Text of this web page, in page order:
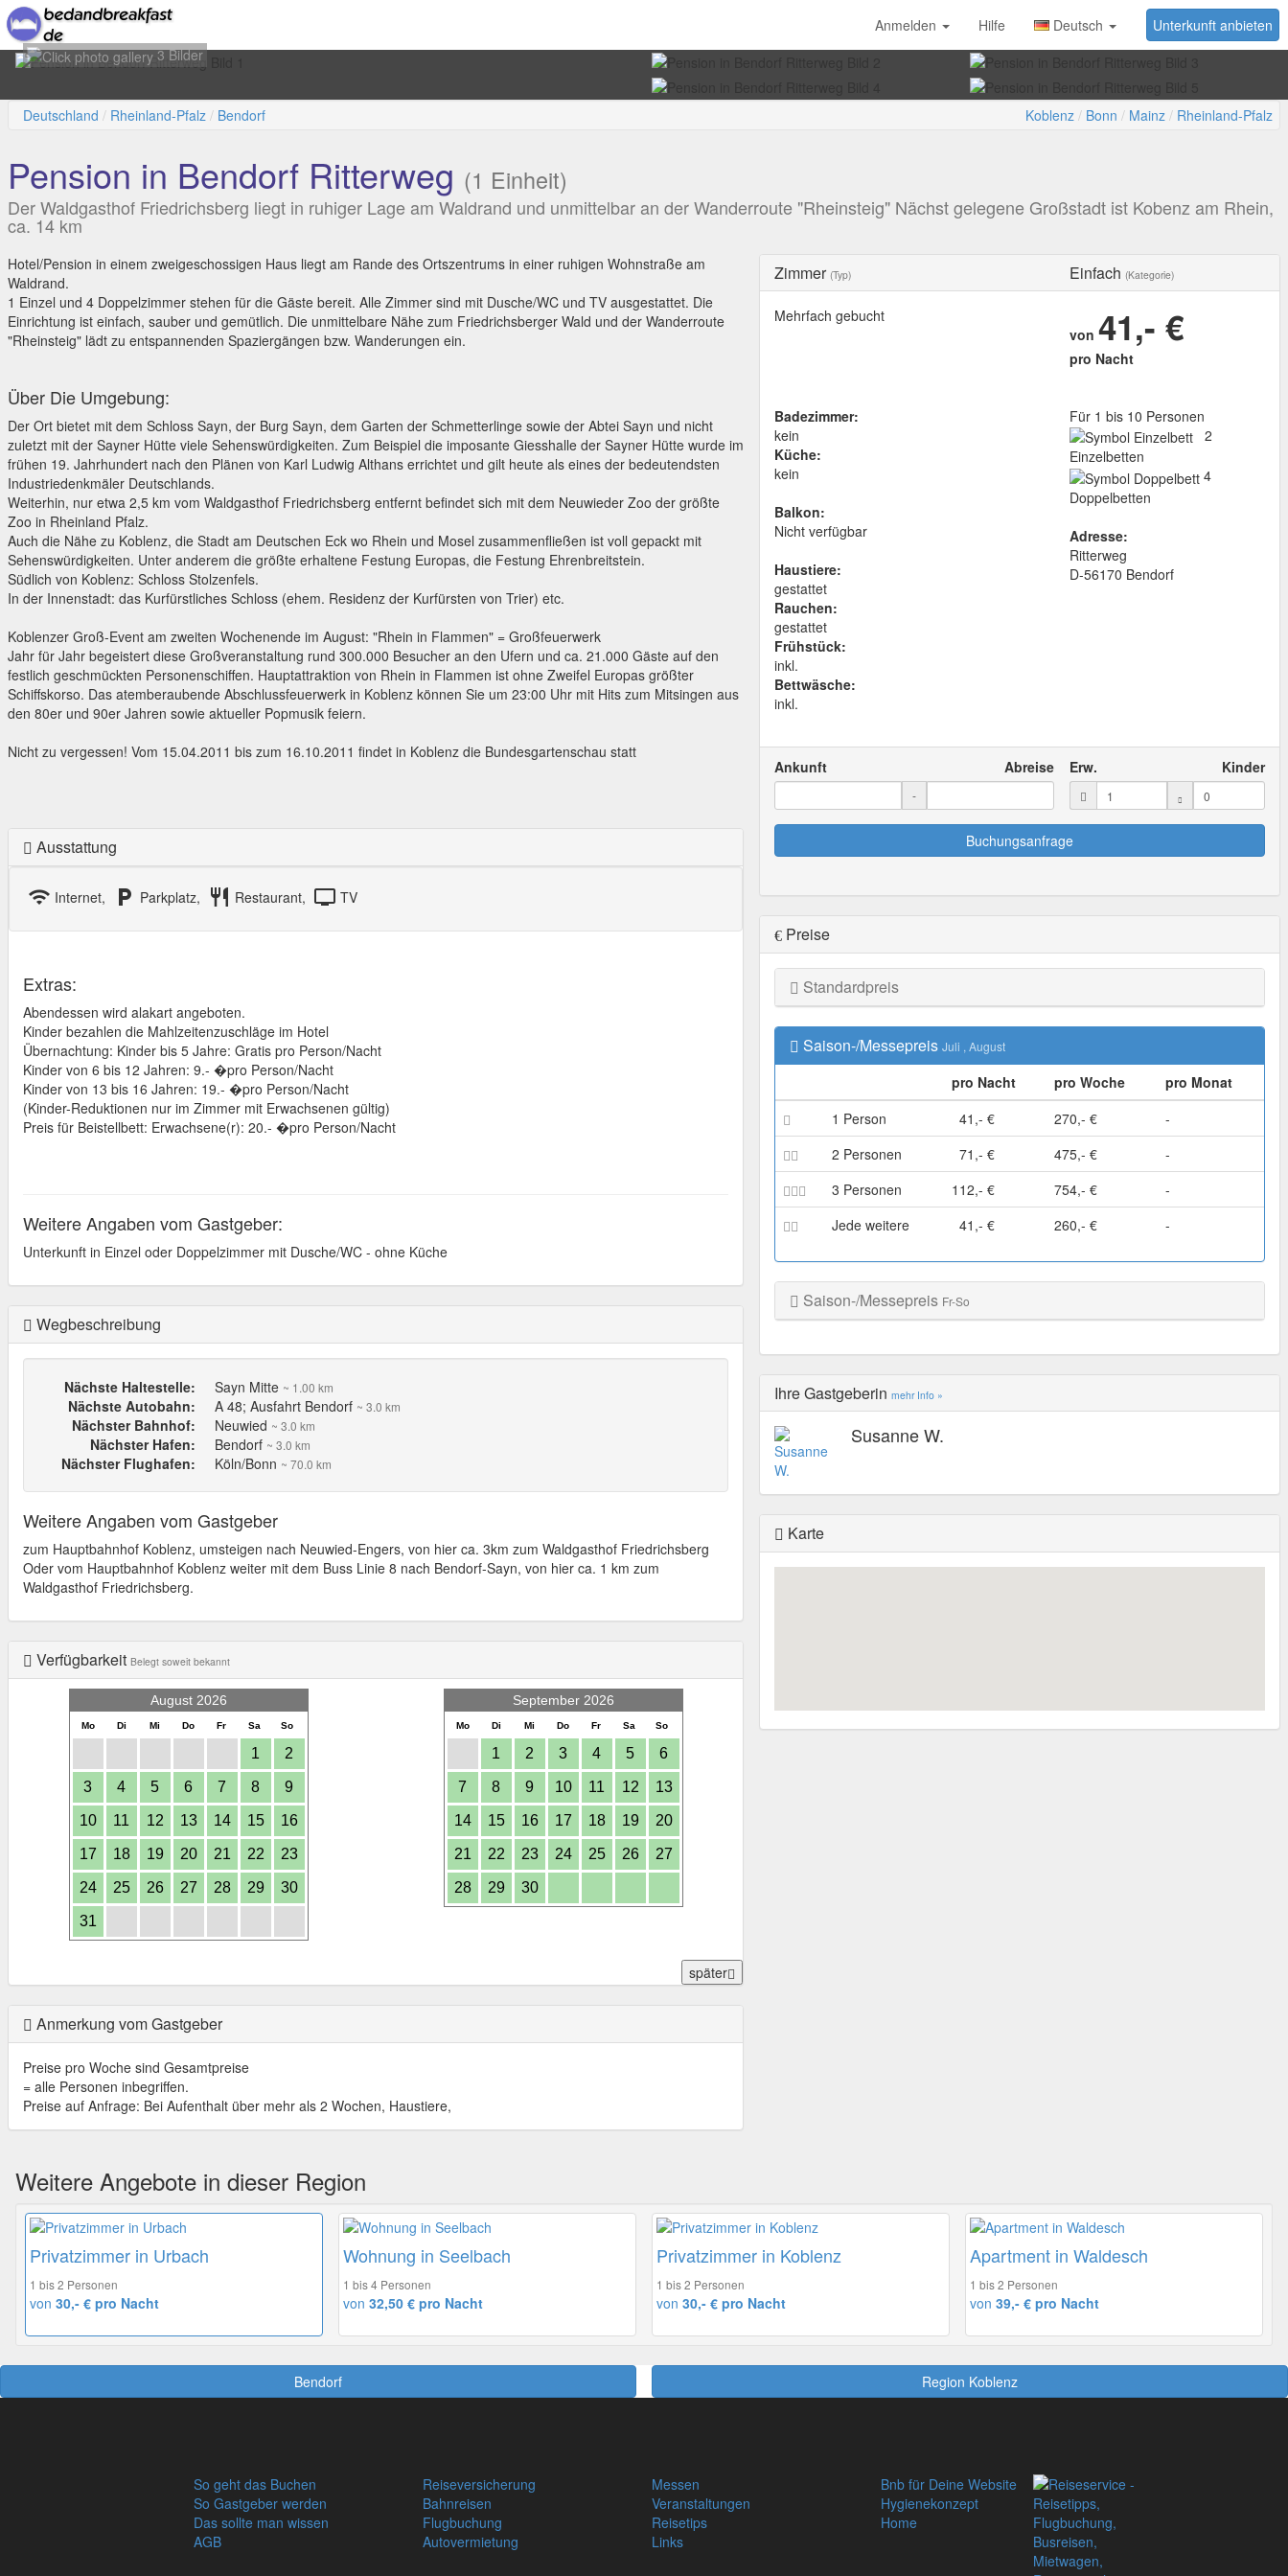
Unterkunft anbieten
Anmelden Hilfe
Deutsch
3 Bilder
Deutschland Rheinland-Pfalz Bendorf Koblenz Bonn Mainz Rheinland-Pfalz
Pension in Bendorf Ritterweg (1 Einheit)
Der Waldgasthof Friedrichsberg liegt in ruhiger Lage am Waldrand und unmittelbar an der Wanderroute "Rheinsteig" Nächst gelegene Großstadt ist Kobenz am Rhein,
ca. 14 km
Zimmer (Typ) Einfach (Kategorie)
Mehrfach gebucht
von 41,- €
pro Nacht
Badezimmer:
kein
Küche:
kein
Balkon:
Nicht verfügbar
Haustiere:
gestattet
Rauchen:
gestattet
Frühstück:
inkl.
Bettwäsche:
inkl.
Für 1 bis 10 Personen
2
Einzelbetten
4
Doppelbetten
Adresse:
Ritterweg
D-56170 Bendorf
Ankunft Abreise
-
Erw. Kinder
Buchungsanfrage
Preise
Standardpreis
Saison-/Messepreis Juli , August
pro Nacht pro Woche
pro Monat
1 Person
41,- € 270,- €
-
2 Personen
71,- € 475,- €
-
3 Personen
112,- € 754,- €
-
Jede weitere
41,- € 260,- € -
Saison-/Messepreis Fr-So
Ihre Gastgeberin mehr Info »
Susanne W.
Karte
Hotel/Pension in einem zweigeschossigen Haus liegt am Rande des Ortszentrums in einer ruhigen Wohnstraße am
Waldrand.
1 Einzel und 4 Doppelzimmer stehen für die Gäste bereit. Alle Zimmer sind mit Dusche/WC und TV ausgestattet. Die
Einrichtung ist einfach, sauber und gemütlich. Die unmittelbare Nähe zum Friedrichsberger Wald und der Wanderroute
"Rheinsteig" lädt zu entspannenden Spaziergängen bzw. Wanderungen ein.
Über Die Umgebung:
Der Ort bietet mit dem Schloss Sayn, der Burg Sayn, dem Garten der Schmetterlinge sowie der Abtei Sayn und nicht
zuletzt mit der Sayner Hütte viele Sehenswürdigkeiten. Zum Beispiel die imposante Giesshalle der Sayner Hütte wurde im
frühen 19. Jahrhundert nach den Plänen von Karl Ludwig Althans errichtet und gilt heute als eines der bedeutendsten
Industriedenkmäler Deutschlands.
Weiterhin, nur etwa 2,5 km vom Waldgasthof Friedrichsberg entfernt befindet sich mit dem Neuwieder Zoo der größte
Zoo in Rheinland Pfalz.
Auch die Nähe zu Koblenz, die Stadt am Deutschen Eck wo Rhein und Mosel zusammenfließen ist voll gepackt mit
Sehenswürdigkeiten. Unter anderem die größte erhaltene Festung Europas, die Festung Ehrenbreitstein.
Südlich von Koblenz: Schloss Stolzenfels.
In der Innenstadt: das Kurfürstliches Schloss (ehem. Residenz der Kurfürsten von Trier) etc.
Koblenzer Groß-Event am zweiten Wochenende im August: "Rhein in Flammen" = Großfeuerwerk
Jahr für Jahr begeistert diese Großveranstaltung rund 300.000 Besucher an den Ufern und ca. 21.000 Gäste auf den
festlich geschmückten Personenschiffen. Hauptattraktion von Rhein in Flammen ist ohne Zweifel Europas größter
Schiffskorso. Das atemberaubende Abschlussfeuerwerk in Koblenz können Sie um 23:00 Uhr mit Hits zum Mitsingen aus
den 80er und 90er Jahren sowie aktueller Popmusik feiern.
Nicht zu vergessen! Vom 15.04.2011 bis zum 16.10.2011 findet in Koblenz die Bundesgartenschau statt
Ausstattung
wifi Internet, local_parking Parkplatz, restaurant Restaurant, tv TV
Extras:
Abendessen wird alakart angeboten.
Kinder bezahlen die Mahlzeitenzuschläge im Hotel
Übernachtung: Kinder bis 5 Jahre: Gratis pro Person/Nacht
Kinder von 6 bis 12 Jahren: 9.- �pro Person/Nacht
Kinder von 13 bis 16 Jahren: 19.- �pro Person/Nacht
(Kinder-Reduktionen nur im Zimmer mit Erwachsenen gültig)
Preis für Beistellbett: Erwachsene(r): 20.- �pro Person/Nacht
Weitere Angaben vom Gastgeber:
Unterkunft in Einzel oder Doppelzimmer mit Dusche/WC - ohne Küche
Wegbeschreibung
Nächste Haltestelle: Sayn Mitte ~ 1.00 km
Nächste Autobahn: A 48; Ausfahrt Bendorf ~ 3.0 km
Nächster Bahnhof: Neuwied ~ 3.0 km
Nächster Hafen: Bendorf ~ 3.0 km
Nächster Flughafen: Köln/Bonn ~ 70.0 km
Weitere Angaben vom Gastgeber
zum Hauptbahnhof Koblenz, umsteigen nach Neuwied-Engers, von hier ca. 3km zum Waldgasthof Friedrichsberg
Oder vom Hauptbahnhof Koblenz weiter mit dem Buss Linie 8 nach Bendorf-Sayn, von hier ca. 1 km zum
Waldgasthof Friedrichsberg.
Verfügbarkeit Belegt soweit bekannt
August 2026
Mo Di Mi Do Fr Sa So
1 2
3 4 5 6 7 8 9
10 11 12 13 14 15 16
17 18 19 20 21 22 23
24 25 26 27 28 29 30
31
September 2026
Mo Di Mi Do Fr Sa So
1 2 3 4 5 6
7 8 9 10 11 12 13
14 15 16 17 18 19 20
21 22 23 24 25 26 27
28 29 30
später
Anmerkung vom Gastgeber
Preise pro Woche sind Gesamtpreise
= alle Personen inbegriffen.
Preise auf Anfrage: Bei Aufenthalt über mehr als 2 Wochen, Haustiere,
Weitere Angebote in dieser Region
Privatzimmer in Urbach
1 bis 2 Personen
von 30,- € pro Nacht
Wohnung in Seelbach
1 bis 4 Personen
von 32,50 € pro Nacht
Privatzimmer in Koblenz
1 bis 2 Personen
von 30,- € pro Nacht
Apartment in Waldesch
1 bis 2 Personen
von 39,- € pro Nacht
Bendorf Region Koblenz
So geht das Buchen
So Gastgeber werden
Das sollte man wissen
AGB
Reiseversicherung
Bahnreisen
Flugbuchung
Autovermietung
Messen
Veranstaltungen
Reisetips
Links
Bnb für Deine Website
Hygienekonzept
Home